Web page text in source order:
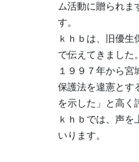
ム活動に贈られ
す。
ｋｈｂは、旧優
で伝えてきました
１９９７年から
保護法を違憲とす
を示した」と高く
ｋｈｂでは、声
いります。